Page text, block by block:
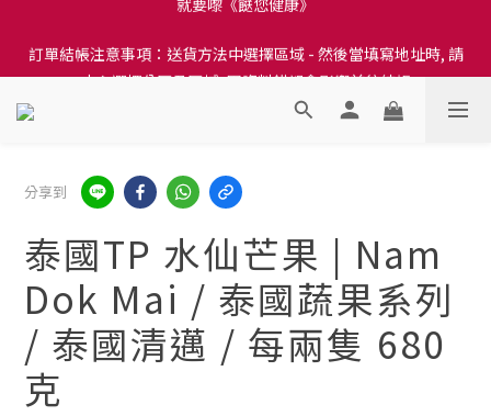
小心選擇分區及區域, 因資料錯誤會影響前往結帳
小心選擇分區及區域, 因資料錯誤會影響前往結帳
隆重推出本地培育田香雞、金棠雞、粵皇鷄及平原雞等，想食靚雞
訂單結帳注意事項：送貨方法中選擇區域 - 然後當填寫地址時, 請
小心選擇分區及區域, 因資料錯誤會影響前往結帳
分享到
泰國TP 水仙芒果 | Nam
Dok Mai / 泰國蔬果系列
/ 泰國清邁 / 每兩隻 680
克